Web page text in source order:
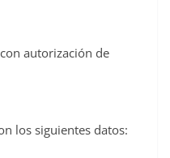
autorización de
los siguientes datos: